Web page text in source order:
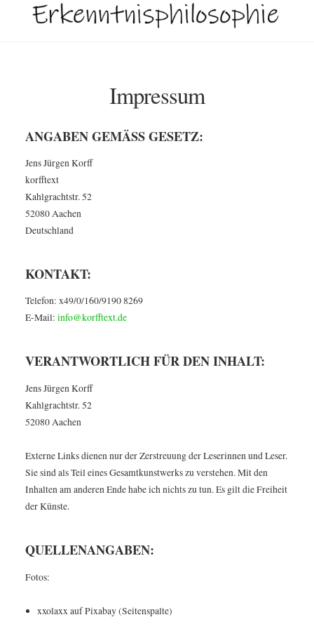
Impressum
ANGABEN GEMÄSS GESETZ:
Jens Jürgen Korff
korfftext
Kahlgrachtstr. 52
52080 Aachen
Deutschland
KONTAKT:
Telefon: x49/0/160/9190 8269
E-Mail: info@korfftext.de
VERANTWORTLICH FÜR DEN INHALT:
Jens Jürgen Korff
Kahlgrachtstr. 52
52080 Aachen
Externe Links dienen nur der Zerstreuung der Leserinnen und Leser.
Sie sind als Teil eines Gesamtkunstwerks zu verstehen. Mit den
Inhalten am anderen Ende habe ich nichts zu tun. Es gilt die Freiheit
der Künste.
QUELLENANGABEN:
Fotos:
xxolaxx auf Pixabay (Seitenspalte)